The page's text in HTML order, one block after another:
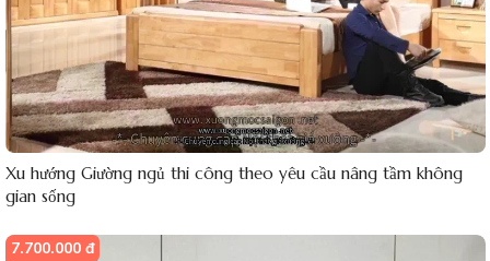
Xu hướng Giường ngủ thi công theo yêu cầu nâng tầm không
gian sống
7.700.000 đ